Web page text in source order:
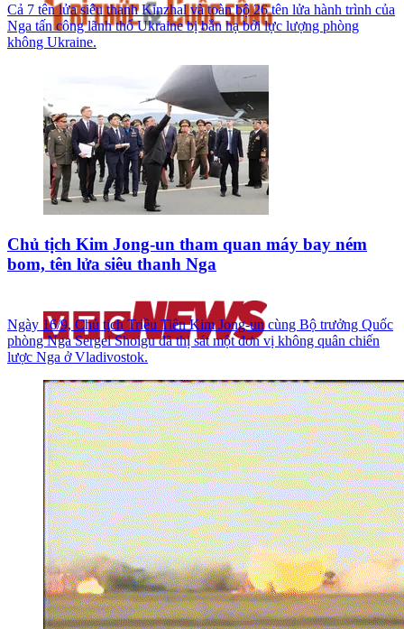
Cả 7 tên lửa siêu thanh Kinzhal và toàn bộ 26 tên lửa hành trình của
Nga tấn công lãnh thổ Ukraine bị bắn hạ bởi lực lượng phòng
không Ukraine.
Chủ tịch Kim Jong-un tham quan máy bay ném
bom, tên lửa siêu thanh Nga
Ngày 16/9, Chủ tịch Triều Tiên Kim Jong-un cùng Bộ trưởng Quốc
phòng Nga Sergei Shoigu đã thị sát một đơn vị không quân chiến
lược Nga ở Vladivostok.